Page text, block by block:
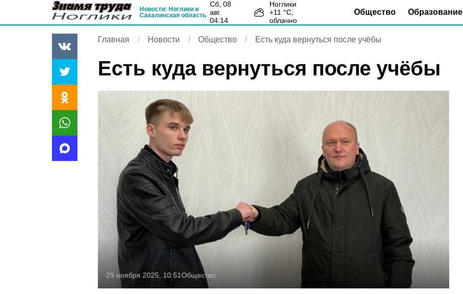
Новости: Ноглики и
Сахалинская область
сб, 08
авг.
04:14
Ноглики
+11 °С,
облачно
Общество Образование
Главная Новости Общество Есть куда вернуться после учёбы
Есть куда вернуться после учёбы
29 ноября 2025, 10:51Общество